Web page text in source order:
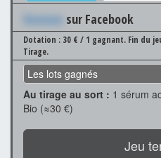
Xxxxxxx sur Facebook
Dotation : 30 € / 1 gagnant. Fin du
Tirage.
Les lots gagnés
Au tirage au sort : 1 sérum
Bio (≈30 €)
Jeu